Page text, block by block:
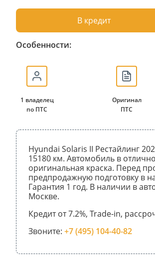
В кредит
Особенности:
1 владелец
по ПТС
Оригинал
ПТС
Hyundai Solaris II Рестайлинг
15180 км. Автомобиль в
оригинальная краска. Перед
предпродажную подготовку в
Гарантия 1 год. В наличии в
Москве.
Кредит от 7.2%, Trade-in,
Звоните: +7 (495) 104-40-82